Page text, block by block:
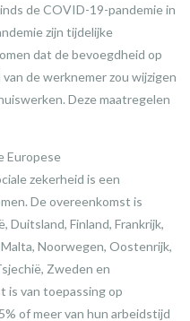
de COVID-19-pandemie in
zijn tijdelijke
dat de bevoegdheid op
de werknemer zou wijzigen
Deze maatregelen
Europese
zekerheid is een
De overeenkomst is
Duitsland, Finland, Frankrijk,
Noorwegen, Oostenrijk,
Zweden en
is van toepassing op
of meer van hun arbeidstijd